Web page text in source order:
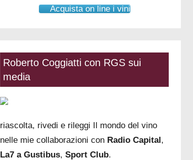
Acquista on line i vini
Roberto Coggiatti con RGS sui
media
riascolta, rivedi e rileggi Il mondo del vino
nelle mie collaborazioni con Radio Capital,
La7 a Gustibus,Sport Club.